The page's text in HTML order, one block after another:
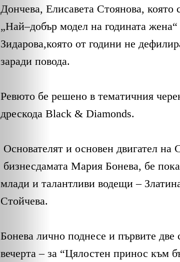
Search
Дончева, Елисавета Стоянова, която
„Най–добър модел на годината
Зидарова,която от години не
заради повода.
Ревюто бе решено в темaтичния
дрескода Black & Diamonds.
Основателят и основен двигател на
бизнесдамата Мария Бонева, бе
млади и талантливи водещи–
Стойчева.
Бонева лично поднесе и първите две
вечерта– за “Цялостен принос към